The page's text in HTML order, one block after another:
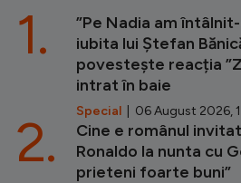
”Pe Nadia am
iubita lui Ștefan
povestește reacția
intrat în baie
Special | 06 August 2026,
1.
Cine e românul
Ronaldo la nunta cu
prieteni foarte buni”
2.